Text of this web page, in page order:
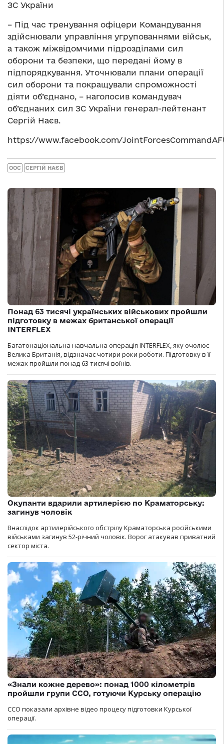
ЗС України
– Під час тренування офіцери Командування
здійснювали управління угрупованнями військ,
а також міжвідомчими підрозділами сил
оборони та безпеки, що передані йому в
підпорядкування. Уточнювали плани операції
сил оборони та покращували спроможності
діяти об’єднано, – наголосив командувач
об’єднаних сил ЗС України генерал-лейтенант
Сергій Наєв.
https://www.facebook.com/
ООС СЕРГІЙ НАЄВ
Понад 63 тисячі українських військових пройшли
підготовку в межах британської операції
INTERFLEX
Багатонаціональна навчальна операція INTERFLEX, яку очолює
Велика Британія, відзначає чотири роки роботи. Підготовку в її
межах пройшли понад 63 тисячі воїнів.
Окупанти вдарили артилерією по Краматорську:
загинув чоловік
Внаслідок артилерійського обстрілу Краматорська російськими
військами загинув 52-річний чоловік. Ворог атакував приватний
сектор міста.
«Знали кожне дерево»: понад 1000 кілометрів
пройшли групи ССО, готуючи Курську операцію
ССО показали архівне відео процесу підготовки Курської
операції.